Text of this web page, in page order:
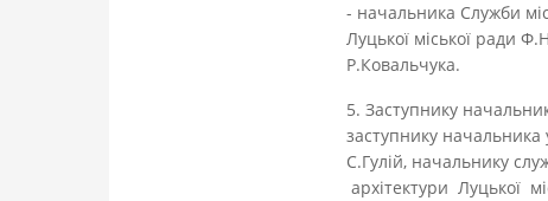
- начальника Служби
Луцької міської ради
Р.Ковальчука.
5. Заступнику
заступнику начальника
С.Гулій, начальнику
архітектури Луцької